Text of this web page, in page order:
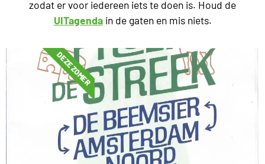
zodat er voor iedereen iets te doen is. Houd de
UITagendain de gaten en mis niets.
DEZE ZOMER